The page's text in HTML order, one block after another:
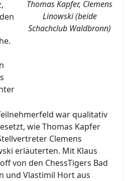
Thomas Kapfer, Clemens
Linowski (beide
Schachclub Waldbronn)
war qualitativ
wie Thomas Kapfer
Clemens
erläuterten. Mit Klaus
von den ChessTigers Bad
und Vlastimil Hort aus